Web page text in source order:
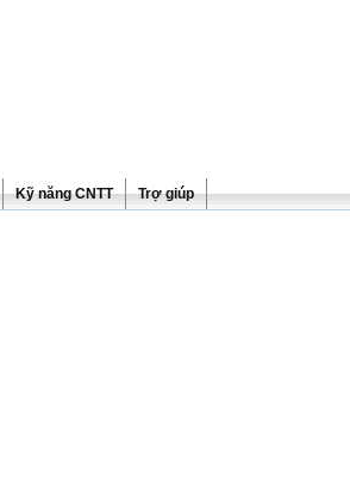
Kỹ năng CNTT Trợ giúp